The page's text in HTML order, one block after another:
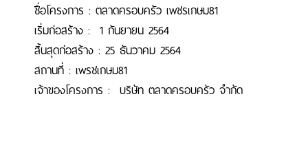
ชื่อโครงการ : ตลาดครอบครัว เพชรเกษม81
เริ่มก่อสร้าง : 1 กันยายน 2564
สิ้นสุดก่อสร้าง : 25 ธันวาคม 2564
สถานที่ : เพรชเกษม81
เจ้าของโครงการ : บริษัท ตลาดครอบครัว จำกัด